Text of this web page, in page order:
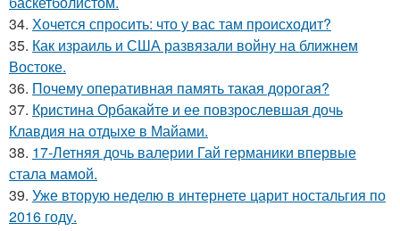
34. Хочется спросить: что у вас там происходит?
35. Как израиль и США развязали войну на ближнем
Востоке.
36. Почему оперативная память такая дорогая?
37. Кристина Орбакайте и ее повзрослевшая дочь
Клавдия на отдыхе в Майами.
38. 17-Летняя дочь валерии Гай германики впервые
стала мамой.
39. Уже вторую неделю в интернете царит ностальгия по
2016 году.